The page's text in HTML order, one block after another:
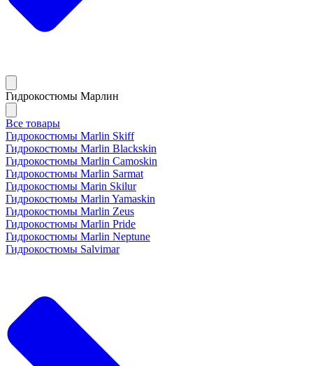
Гидрокостюмы Марлин
Все товары
Гидрокостюмы Marlin Skiff
Гидрокостюмы Marlin Blackskin
Гидрокостюмы Marlin Camoskin
Гидрокостюмы Marlin Sarmat
Гидрокостюмы Marin Skilur
Гидрокостюмы Marlin Yamaskin
Гидрокостюмы Marlin Zeus
Гидрокостюмы Marlin Pride
Гидрокостюмы Marlin Neptune
Гидрокостюмы Salvimar